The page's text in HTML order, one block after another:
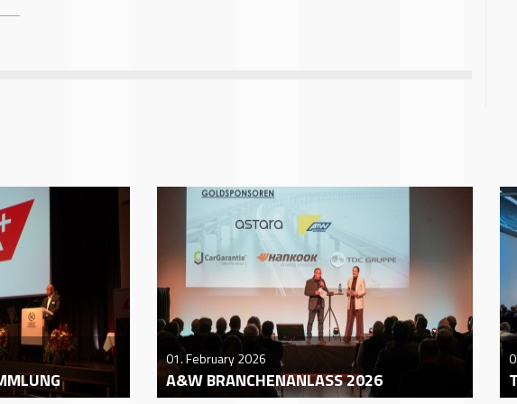
01. February 2026
A&W BRANCHENANLASS 2026